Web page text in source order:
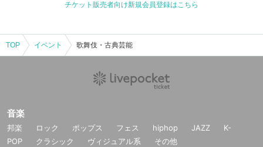
チケット販売者向け新規会員登録はこちら
TOP イベント 歌舞伎・古典芸能
音楽
邦楽 ロック ポップス フェス hiphop JAZZ
K-
POP
クラシック ヴィジュアル系 その他